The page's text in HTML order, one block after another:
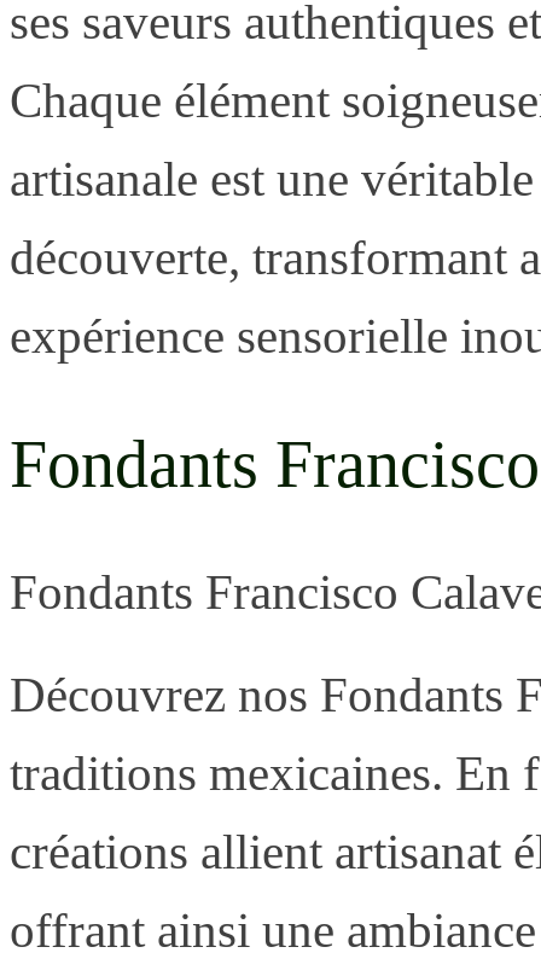
ses saveurs authentiques
Chaque élément
artisanale est une
découverte, transformant
expérience sensorielle
Fondants
Fondants Francisco
Découvrez nos Fondants
traditions mexicaines. En
créations allient artisanat
offrant ainsi une